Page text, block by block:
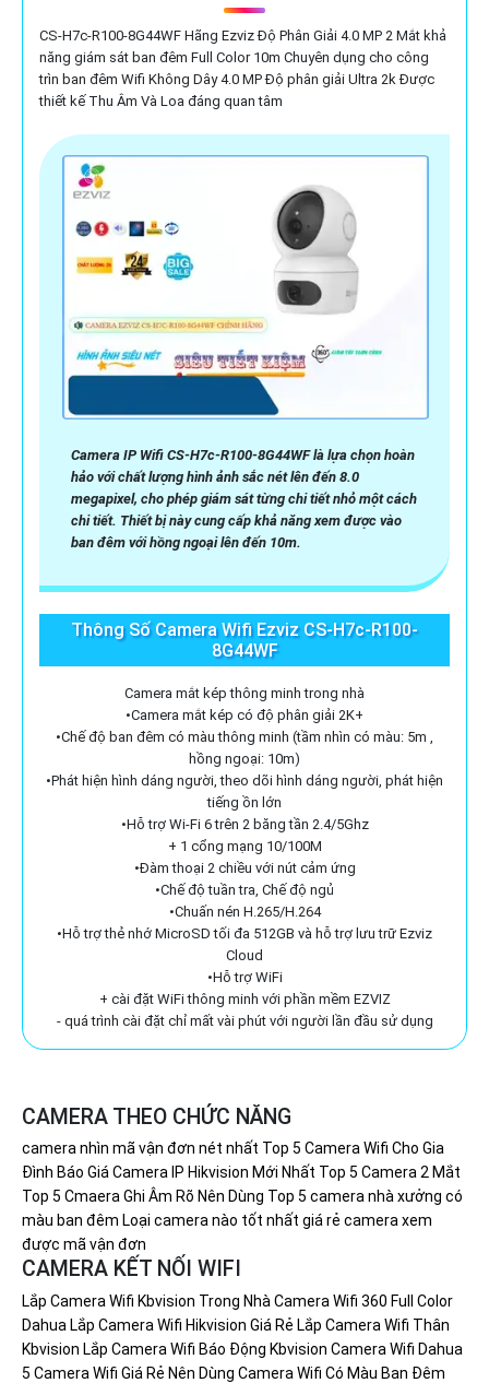
CS-H7c-R100-8G44WF Hãng Ezviz Độ Phân Giải 4.0 MP 2 Mắt khả
năng giám sát ban đêm Full Color 10m Chuyên dụng cho công
trìn ban đêm Wifi Không Dây 4.0 MP Độ phân giải Ultra 2k Được
thiết kế Thu Âm Và Loa đáng quan tâm
Camera IP Wifi CS-H7c-R100-8G44WF là lựa chọn hoàn
hảo với chất lượng hình ảnh sắc nét lên đến 8.0
megapixel, cho phép giám sát từng chi tiết nhỏ một cách
chi tiết. Thiết bị này cung cấp khả năng xem được vào
ban đêm với hồng ngoại lên đến 10m.
Thông Số Camera Wifi Ezviz CS-H7c-R100-
8G44WF
Camera mắt kép thông minh trong nhà
•Camera mắt kép có độ phân giải 2K+
•Chế độ ban đêm có màu thông minh (tầm nhìn có màu: 5m ,
hồng ngoại: 10m)
•Phát hiện hình dáng người, theo dõi hình dáng người, phát hiện
tiếng ồn lớn
•Hỗ trợ Wi-Fi 6 trên 2 băng tần 2.4/5Ghz
+ 1 cổng mạng 10/100M
•Đàm thoại 2 chiều với nút cảm ứng
•Chế độ tuần tra, Chế độ ngủ
•Chuấn nén H.265/H.264
•Hỗ trợ thẻ nhớ MicroSD tối đa 512GB và hỗ trợ lưu trữ Ezviz
Cloud
•Hỗ trợ WiFi
+ cài đặt WiFi thông minh với phần mềm EZVIZ
- quá trình cài đặt chỉ mất vài phút với người lần đầu sử dụng
CAMERA THEO CHỨC NĂNG
camera nhìn mã vận đơn nét nhất Top 5 Camera Wifi Cho Gia
Đình Báo Giá Camera IP Hikvision Mới Nhất Top 5 Camera 2 Mắt
Top 5 Cmaera Ghi Âm Rõ Nên Dùng Top 5 camera nhà xưởng có
màu ban đêm Loại camera nào tốt nhất giá rẻ camera xem
được mã vận đơn
CAMERA KẾT NỐI WIFI
Lắp Camera Wifi Kbvision Trong Nhà Camera Wifi 360 Full Color
Dahua Lắp Camera Wifi Hikvision Giá Rẻ Lắp Camera Wifi Thân
Kbvision Lắp Camera Wifi Báo Động Kbvision Camera Wifi Dahua
5 Camera Wifi Giá Rẻ Nên Dùng Camera Wifi Có Màu Ban Đêm